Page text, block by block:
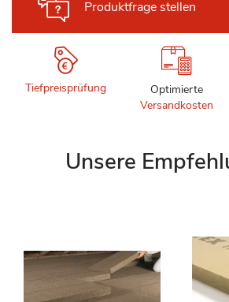
Produktfrage stellen
Tiefpreisprüfung
Optimierte
Versandkosten
Unsere